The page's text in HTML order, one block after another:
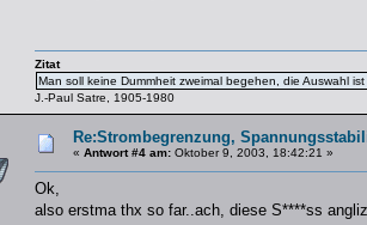
Zitat
Man soll keine Dummheit zweimal begehen, die Auswahl
J.-Paul Satre, 1905-1980
Re:Strombegrenzung,
« Antwort #4 am: Oktober 9, 2003, 18:42:21 »
Ok,
also erstma thx so far..ach, diese S****ss